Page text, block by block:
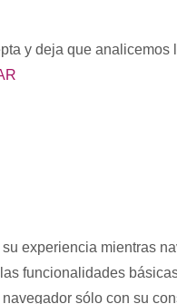
y deja que
experiencia mientras
funcionalidades
sólo con su